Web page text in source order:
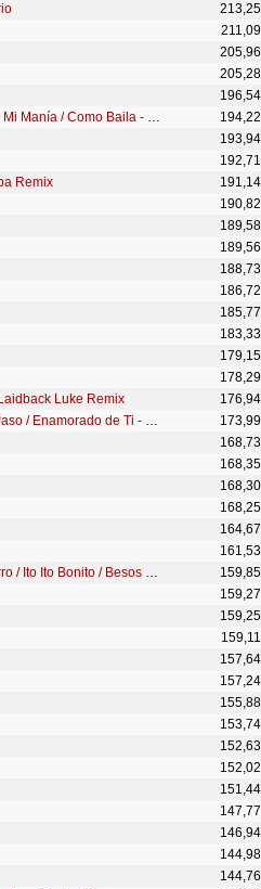
/ Como Baila - Manía Medley
Remix
Luke Remix
Medley: Ven / No Se Que Paso / Enamorado de Ti - Live
Medley: La Foto Se Me Borro / Ito Ito Bonito / Besos de Coral - Live